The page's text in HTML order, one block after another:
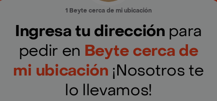
1 Beyte cerca de mi ubicación
Ingresa tu dirección para
pedir en Beyte cerca de
mi ubicación ¡Nosotros te
lo llevamos!